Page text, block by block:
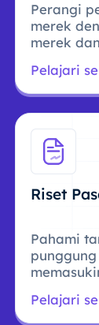
Perangi
merek
merek
Pelajari
Riset
Pahami
Pelajari